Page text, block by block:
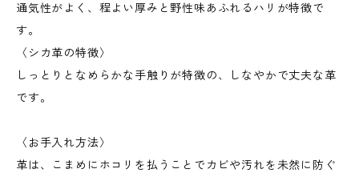
通気性がよく、程よい厚みと野性味あふれるハリが特徴で
す。
〈シカ革の特徴〉
しっとりとなめらかな手触りが特徴の、しなやかで丈夫な革
です。
〈お手入れ方法〉
革は、こまめにホコリを払うことでカビや汚れを未然に防ぐ